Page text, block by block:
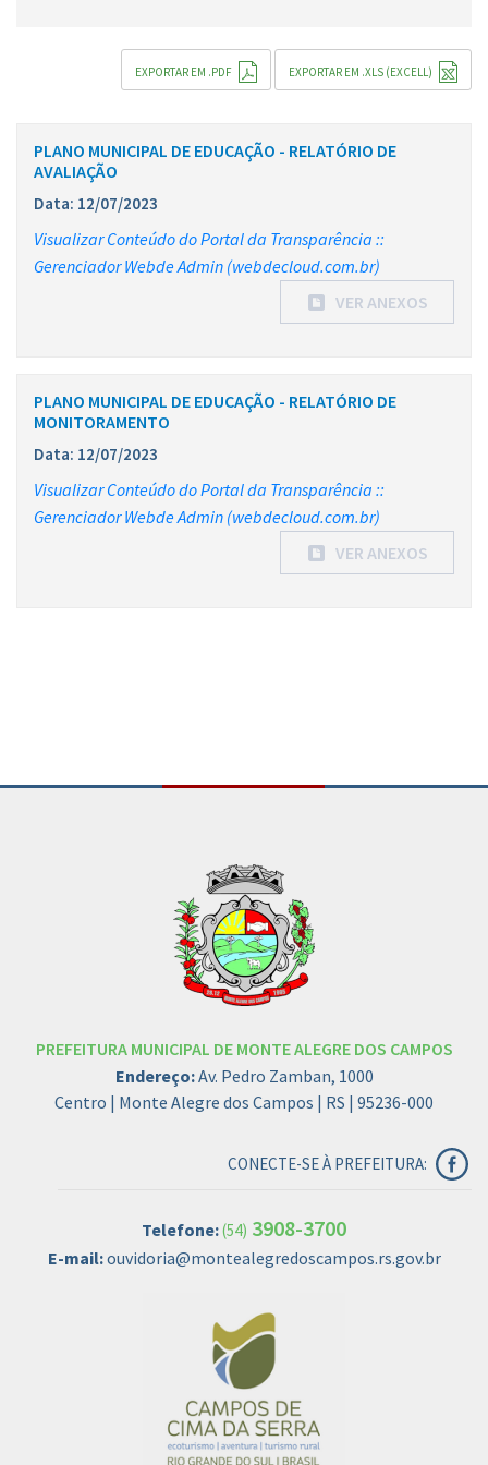
EXPORTAR EM .XLS (EXCELL)
EXPORTAR EM .PDF
PLANO MUNICIPAL DE EDUCAÇÃO - RELATÓRIO DE
AVALIAÇÃO
Data: 12/07/2023
Visualizar Conteúdo do Portal da Transparência ::
Gerenciador Webde Admin (webdecloud.com.br)
VER ANEXOS
PLANO MUNICIPAL DE EDUCAÇÃO - RELATÓRIO DE
MONITORAMENTO
Data: 12/07/2023
Visualizar Conteúdo do Portal da Transparência ::
Gerenciador Webde Admin (webdecloud.com.br)
VER ANEXOS
PREFEITURA MUNICIPAL DE MONTE ALEGRE DOS CAMPOS
Endereço:Av. Pedro Zamban, 1000
Centro | Monte Alegre dos Campos | RS | 95236-000
CONECTE-SE À PREFEITURA:
Telefone:(54) 3908-3700
E-mail:ouvidoria@montealegredoscampos.rs.gov.br